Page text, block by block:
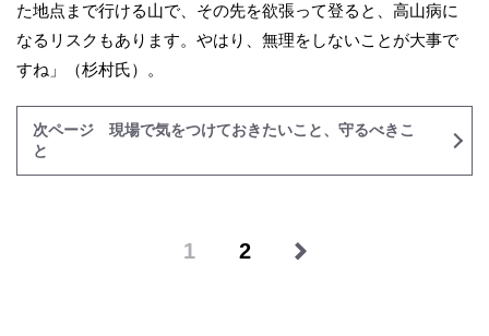
た地点まで行ける山で、その先を欲張って登ると、高山病に
なるリスクもあります。やはり、無理をしないことが大事で
すね」（杉村氏）。
次ページ 現場で気をつけておきたいこと、守るべきこ
と
1 2